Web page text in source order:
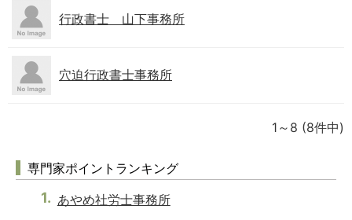
行政書士 山下事務所
穴迫行政書士事務所
1～8 (8件中)
専門家ポイントランキング
あやめ社労士事務所